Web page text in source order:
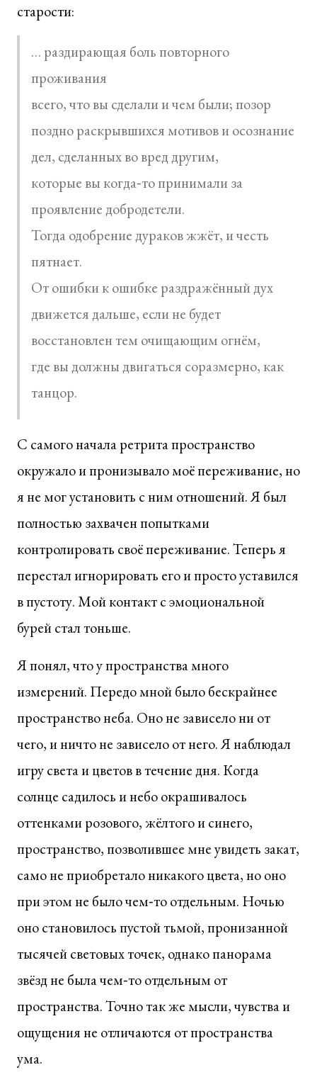
старости:
… раздирающая боль повторного
проживания
всего, что вы сделали и чем были; позор
поздно раскрывшихся мотивов и осознание
дел, сделанных во вред другим,
которые вы когда‑то принимали за
проявление добродетели.
Тогда одобрение дураков жжёт, и честь
пятнает.
От ошибки к ошибке раздражённый дух
движется дальше, если не будет
восстановлен тем очищающим огнём,
где вы должны двигаться соразмерно, как
танцор.
С самого начала ретрита пространство
окружало и пронизывало моё переживание, но
я не мог установить с ним отношений. Я был
полностью захвачен попытками
контролировать своё переживание. Теперь я
перестал игнорировать его и просто уставился
в пустоту. Мой контакт с эмоциональной
бурей стал тоньше.
Я понял, что у пространства много
измерений. Передо мной было бескрайнее
пространство неба. Оно не зависело ни от
чего, и ничто не зависело от него. Я наблюдал
игру света и цветов в течение дня. Когда
солнце садилось и небо окрашивалось
оттенками розового, жёлтого и синего,
пространство, позволившее мне увидеть закат,
само не приобретало никакого цвета, но оно
при этом не было чем‑то отдельным. Ночью
оно становилось пустой тьмой, пронизанной
тысячей световых точек, однако панорама
звёзд не была чем‑то отдельным от
пространства. Точно так же мысли, чувства и
ощущения не отличаются от пространства
ума.